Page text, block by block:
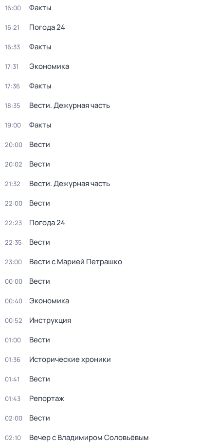
16:00 Факты
16:21 Погода 24
16:33 Факты
17:31 Экономика
17:36 Факты
18:35 Вести. Дежурная часть
19:00 Факты
20:00 Вести
20:02 Вести
21:32 Вести. Дежурная часть
22:00 Вести
22:23 Погода 24
22:35 Вести
23:00 Вести с Марией Петрашко
00:00 Вести
00:40 Экономика
00:52 Инструкция
01:00 Вести
01:36 Исторические хроники
01:41 Вести
01:43 Репортаж
02:00 Вести
02:10 Вечер с Владимиром Соловьёвым